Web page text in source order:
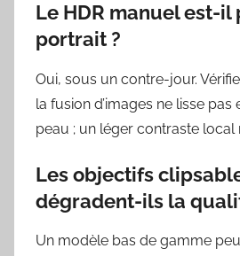
Le HDR manuel est-il
portrait ?
Oui, sous un contre-jour.
la fusion d’images ne lisse pas
peau ; un léger contraste local
Les objectifs
dégradent-ils la
Un modèle bas de gamme